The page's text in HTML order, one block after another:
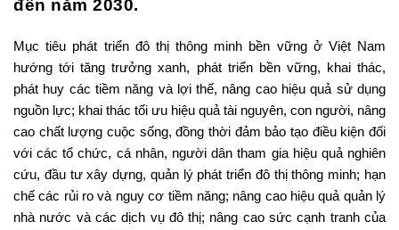
đến năm 2030.
Mục tiêu phát triển đô thị thông minh bền vững ở Việt Nam
hướng tới tăng trưởng xanh, phát triển bền vững, khai thác,
phát huy các tiềm năng và lợi thế, nâng cao hiệu quả sử dụng
nguồn lực; khai thác tối ưu hiệu quả tài nguyên, con người, nâng
cao chất lượng cuộc sống, đồng thời đảm bảo tạo điều kiện đối
với các tổ chức, cá nhân, người dân tham gia hiệu quả nghiên
cứu, đầu tư xây dựng, quản lý phát triển đô thị thông minh; hạn
chế các rủi ro và nguy cơ tiềm năng; nâng cao hiệu quả quản lý
nhà nước và các dịch vụ đô thị; nâng cao sức cạnh tranh của